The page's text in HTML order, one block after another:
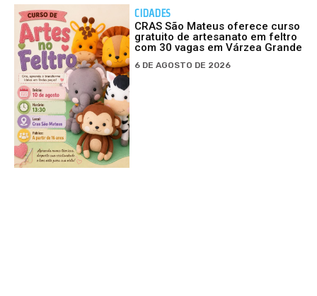
CIDADES
CRAS São Mateus oferece curso
gratuito de artesanato em feltro
com 30 vagas em Várzea Grande
6 DE AGOSTO DE 2026